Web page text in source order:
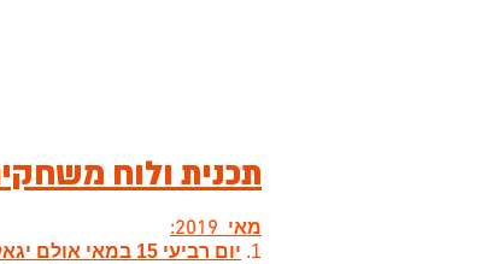
תכנית ולוח משחקים
מאי 2019:
1. יום רביעי 15 במאי אולם יגאל אלון ראשון לציון